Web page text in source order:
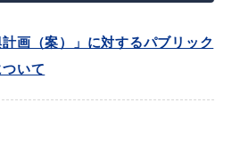
募集情報
計画（案）」に対するパブリック
いて